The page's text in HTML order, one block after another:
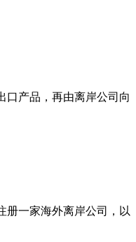
产品，再由离岸公司向
一家海外离岸公司，以